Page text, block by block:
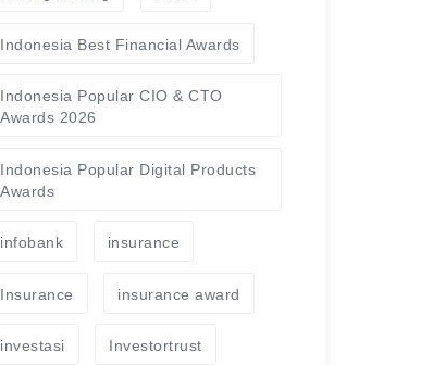
Indonesia Best Financial Awards
Indonesia Popular CIO & CTO
Awards 2026
Indonesia Popular Digital Products
Awards
infobank insurance
Insurance insurance award
investasi Investortrust